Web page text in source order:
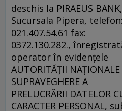
deschis la PIRAEUS BANK,
Sucursala Pipera, telefon:
021.407.54.61 fax:
0372.130.282.,
operator în evidenţele
AUTORITĂŢII NAŢIONALE
SUPRAVEGHERE A
PRELUCRĂRII DATELOR
CARACTER PERSONAL,